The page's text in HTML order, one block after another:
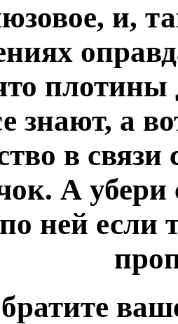
и,
плотины
знают, а
в
А
ней если